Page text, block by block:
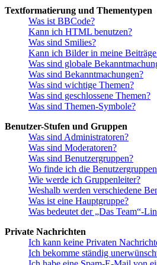
Textformatierung und Thementypen
Was ist BBCode?
Kann ich HTML benutzen?
Was sind Smilies?
Kann ich Bilder in meine
Was sind globale
Was sind Bekanntmachungen?
Was sind wichtige Themen?
Was sind geschlossene Themen?
Was sind Themen-Symbole?
Benutzer-Stufen und Gruppen
Was sind Administratoren?
Was sind Moderatoren?
Was sind Benutzergruppen?
Wo finde ich die
Wie werde ich Gruppenleiter?
Weshalb werden verschiedene
Was ist eine Hauptgruppe?
Was bedeutet der „Das Team“-
Private Nachrichten
Ich kann keine Privaten
Ich bekomme ständig